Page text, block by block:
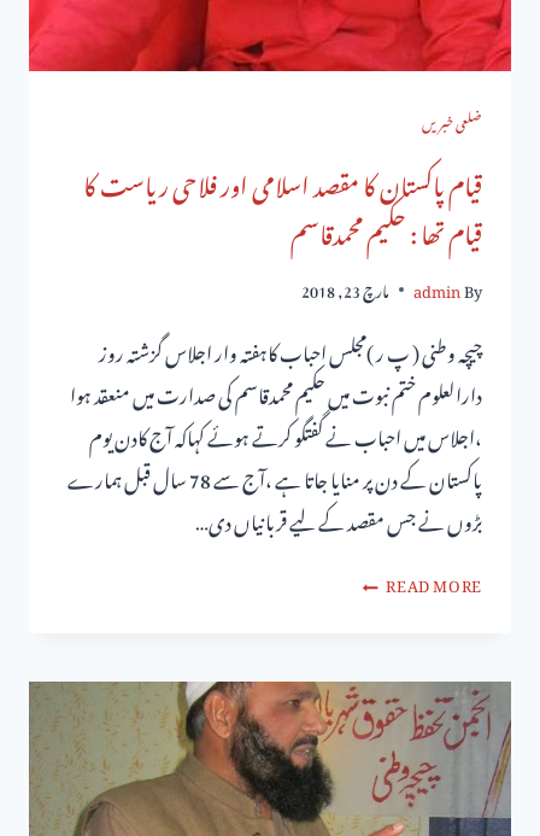
ضلعی خبریں
قیام پاکستان کا مقصد اسلامی اور فلاحی ریاست کا
قیام تھا : حکیم محمدقاسم
By
admin مارچ 23, 2018
چیچہ وطنی ( پ ر )مجلس احباب کاہفتہ وار اجلاس گزشتہ روز
دارالعلوم ختم نبوت میں حکیم محمدقاسم کی صدارت میں منعقد ہوا
،اجلاس میں احباب نے گفتگو کرتے ہوئے کہاکہ آج کادن یوم
پاکستان کے دن پر منایا جاتا ہے ،آج سے 78 سال قبل ہمارے
بڑوں نے جس مقصد کے لیے قربانیاں دی…
READ MORE